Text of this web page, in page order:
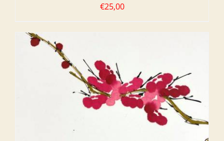
€25,00